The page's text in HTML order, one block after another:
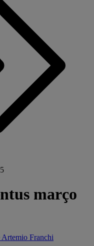
março
Artemio Franchi